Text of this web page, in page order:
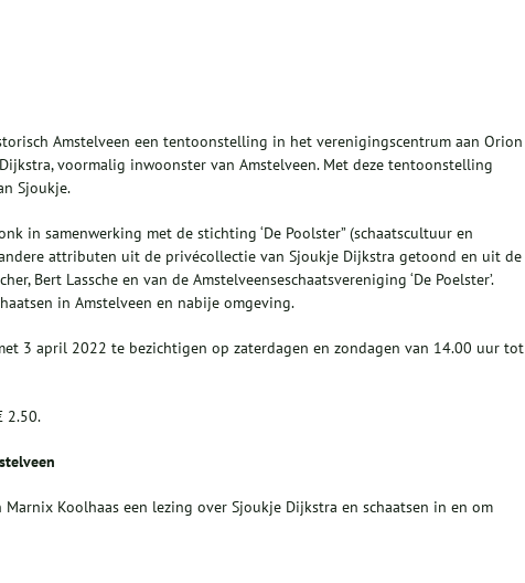
Amstelveen een tentoonstelling in het verenigingscentrum aan Orion
voormalig inwoonster van Amstelveen. Met deze tentoonstelling
Sjoukje.
in samenwerking met de stichting ‘De Poolster” (schaatscultuur en
attributen uit de privécollectie van Sjoukje Dijkstra getoond en uit de
Bert Lassche en van de Amstelveenseschaatsvereniging ‘De Poelster’.
in Amstelveen en nabije omgeving.
3 april 2022 te bezichtigen op zaterdagen en zondagen van 14.00 uur tot
2.50.
Koolhaas een lezing over Sjoukje Dijkstra en schaatsen in en om